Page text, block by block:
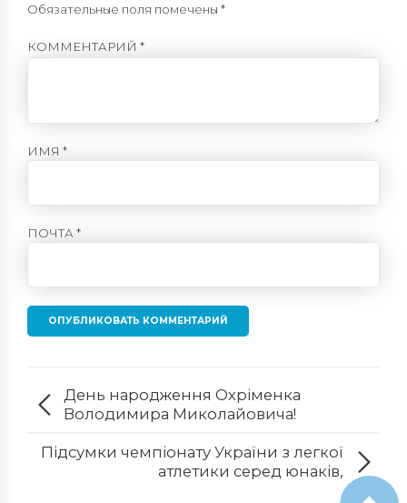
Обязательные поля помечены *
КОММЕНТАРИЙ *
ИМЯ *
ПОЧТА *
ОПУБЛИКОВАТЬ КОММЕНТАРИЙ
День народження Охріменка
Володимира Миколайовича!
Підсумки чемпіонату України з легкої
атлетики серед юнаків,
Кропивницький!